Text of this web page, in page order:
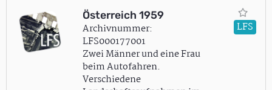
Österreich 1959
Archivnummer:
LFS000177001
Zwei Männer und eine Frau
beim Autofahren.
Verschiedene
LFS